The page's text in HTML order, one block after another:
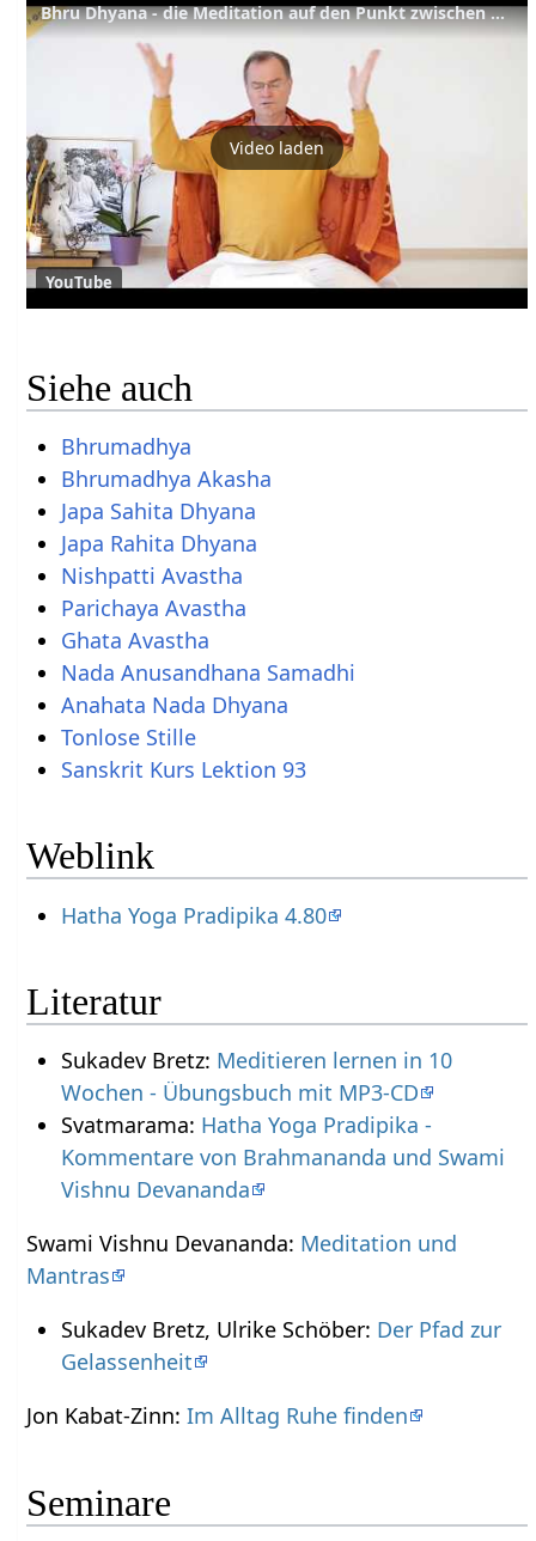
Bhru Dhyana - die Meditation auf den Punkt zwischen den Augenbrauen – YVS492 – HYP Kap. 4, Vers 80
Video laden
YouTube
Siehe auch
Bhrumadhya
Bhrumadhya Akasha
Japa Sahita Dhyana
Japa Rahita Dhyana
Nishpatti Avastha
Parichaya Avastha
Ghata Avastha
Nada Anusandhana Samadhi
Anahata Nada Dhyana
Tonlose Stille
Sanskrit Kurs Lektion 93
Weblink
Hatha Yoga Pradipika 4.80
Literatur
Sukadev Bretz: Meditieren lernen in 10
Wochen - Übungsbuch mit MP3-CD
Svatmarama: Hatha Yoga Pradipika -
Kommentare von Brahmananda und Swami
Vishnu Devananda
Swami Vishnu Devananda: Meditation und
Mantras
Sukadev Bretz, Ulrike Schöber: Der Pfad zur
Gelassenheit
Jon Kabat-Zinn:Im Alltag Ruhe finden
Seminare